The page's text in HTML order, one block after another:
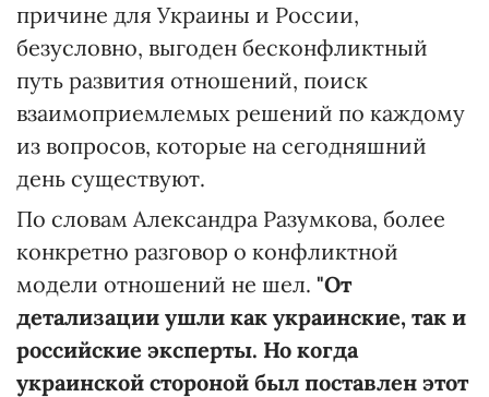
причине для Украины и России,
безусловно, выгоден бесконфликтный
путь развития отношений, поиск
взаимоприемлемых решений по каждому
из вопросов, которые на сегодняшний
день существуют.
По словам Александра Разумкова, более
конкретно разговор о конфликтной
модели отношений не шел. "От
детализации ушли как украинские, так и
российские эксперты. Но когда
украинской стороной был поставлен этот